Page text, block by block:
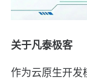
关于凡泰极客
作为云原生开发